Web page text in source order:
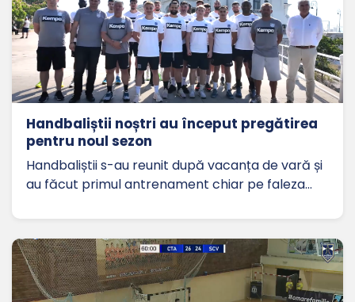
Handbaliștii noștri au început pregătirea
pentru noul sezon
Handbaliștii s-au reunit după vacanța de vară și
au făcut primul antrenament chiar pe faleza…